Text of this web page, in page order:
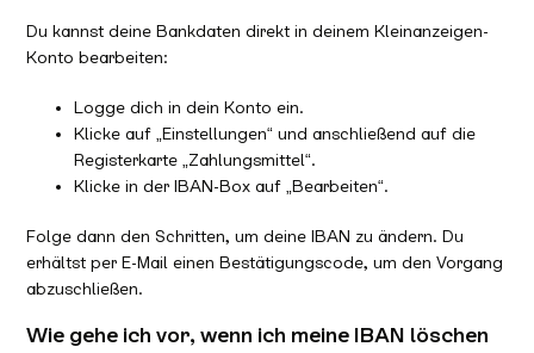
Du kannst deine Bankdaten direkt in deinem Kleinanzeigen-
Konto bearbeiten:
Logge dich in dein Konto ein.
Klicke auf „Einstellungen“ und anschließend auf die
Registerkarte „Zahlungsmittel“.
Klicke in der IBAN-Box auf „Bearbeiten“.
Folge dann den Schritten, um deine IBAN zu ändern. Du
erhältst per E-Mail einen Bestätigungscode, um den Vorgang
abzuschließen.
Wie gehe ich vor, wenn ich meine IBAN löschen